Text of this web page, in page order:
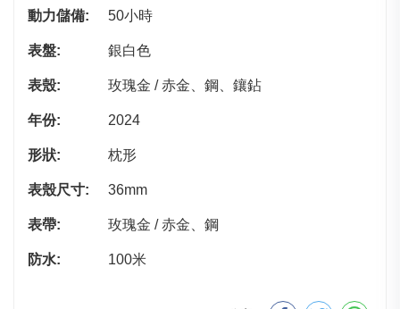
動力儲備: 50小時
表盤: 銀白色
表殼: 玫瑰金 / 赤金、鋼、鑲鉆
年份: 2024
形狀: 枕形
表殼尺寸: 36mm
表帶: 玫瑰金 / 赤金、鋼
防水: 100米